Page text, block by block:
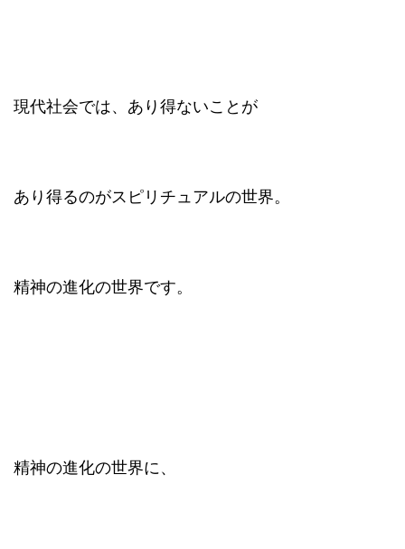
現代社会では、あり得ないことが
あり得るのがスピリチュアルの世界。
精神の進化の世界です。
精神の進化の世界に、